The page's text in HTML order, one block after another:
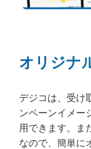
オリジナ
デジコは、受け
ンペーンイメー
用できます。ま
なので、簡単に